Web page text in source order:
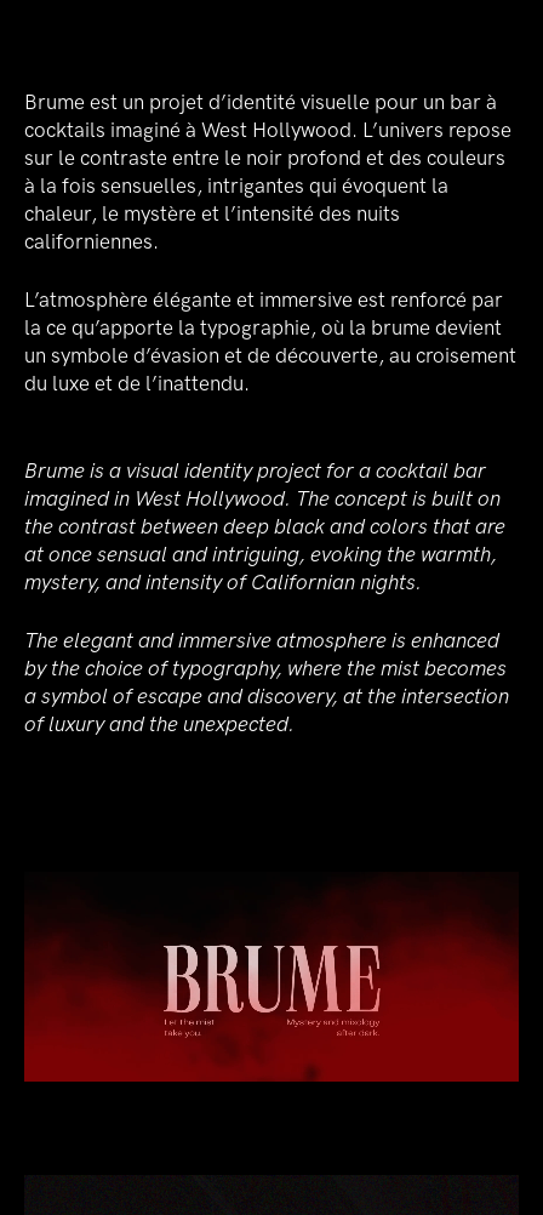
Brume est un projet d’identité visuelle pour un bar à
cocktails imaginé à West Hollywood. L’univers repose
sur le contraste entre le noir profond et des couleurs
à la fois sensuelles, intrigantes qui évoquent la
chaleur, le mystère et l’intensité des nuits
californiennes.
L’atmosphère élégante et immersive est renforcé par
la ce qu’apporte la typographie, où la brume devient
un symbole d’évasion et de découverte, au croisement
du luxe et de l’inattendu.
Brume is a visual identity project for a cocktail bar
imagined in West Hollywood. The concept is built on
the contrast between deep black and colors that are
at once sensual and intriguing, evoking the warmth,
mystery, and intensity of Californian nights.
The elegant and immersive atmosphere is enhanced
by the choice of typography, where the mist becomes
a symbol of escape and discovery, at the intersection
of luxury and the unexpected.